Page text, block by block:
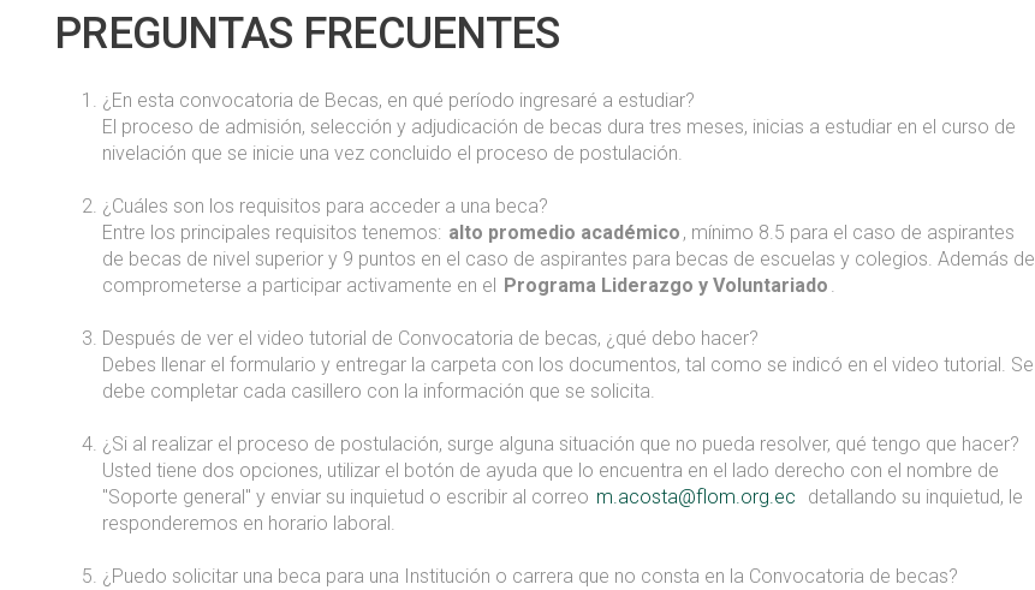
PREGUNTAS FRECUENTES
¿En esta convocatoria de Becas, en qué período ingresaré a estudiar?
El proceso de admisión, selección y adjudicación de becas dura tres meses, inicias a estudiar en el curso de
nivelación que se inicie una vez concluido el proceso de postulación.
¿Cuáles son los requisitos para acceder a una beca?
Entre los principales requisitos tenemos: alto promedio académico , mínimo 8.5 para el caso de aspirantes
de becas de nivel superior y 9 puntos en el caso de aspirantes para becas de escuelas y colegios. Además de
comprometerse a participar activamente en el Programa Liderazgo y Voluntariado .
Después de ver el video tutorial de Convocatoria de becas, ¿qué debo hacer?
Debes llenar el formulario y entregar la carpeta con los documentos, tal como se indicó en el video tutorial. Se
debe completar cada casillero con la información que se solicita.
¿Si al realizar el proceso de postulación, surge alguna situación que no pueda resolver, qué tengo que hacer?
Usted tiene dos opciones, utilizar el botón de ayuda que lo encuentra en el lado derecho con el nombre de
"Soporte general" y enviar su inquietud o escribir al correo m.acosta@flom.org.ec
detallando su inquietud, le
responderemos en horario laboral.
¿Puedo solicitar una beca para una Institución o carrera que no consta en la Convocatoria de becas?